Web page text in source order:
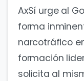
AxSí urge al
forma
narcotráfico
formación
solicita al